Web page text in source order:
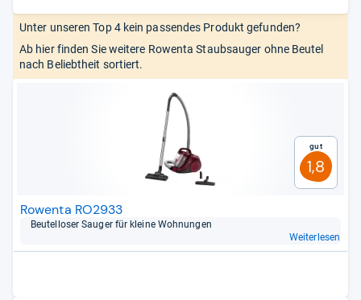
Unter unseren Top 4 kein passendes Produkt gefunden?
Ab hier finden Sie weitere Rowenta Staubsauger ohne Beutel
nach Beliebtheit sortiert.
Gut
1,8
Rowenta RO2933
Beu­tel­lo­ser Sau­ger für kleine Woh­nun­gen
Weiterlesen